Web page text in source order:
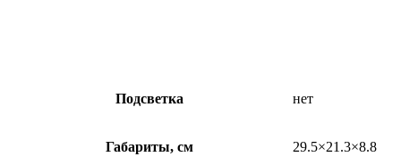
Подсветка нет
Габариты, см 29.5×21.3×8.8